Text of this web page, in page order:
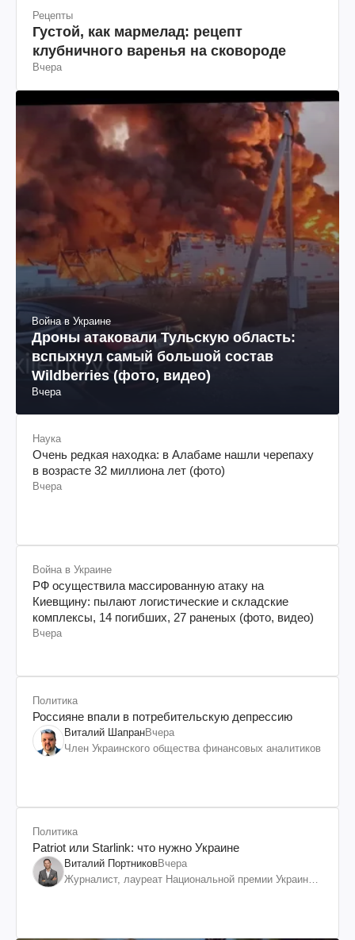
Рецепты
Густой, как мармелад: рецепт
клубничного варенья на сковороде
Вчера
Война в Украине
Дроны атаковали Тульскую область:
вспыхнул самый большой состав
Wildberries (фото, видео)
Вчера
Наука
Очень редкая находка: в Алабаме нашли черепаху
в возрасте 32 миллиона лет (фото)
Вчера
Война в Украине
РФ осуществила массированную атаку на
Киевщину: пылают логистические и складские
комплексы, 14 погибших, 27 раненых (фото, видео)
Вчера
Политика
Россияне впали в потребительскую депрессию
Виталий ШапранВчера
Член Украинского общества финансовых аналитиков
Политика
Patriot или Starlink: что нужно Украине
Виталий ПортниковВчера
Журналист, лауреат Национальной премии Украины